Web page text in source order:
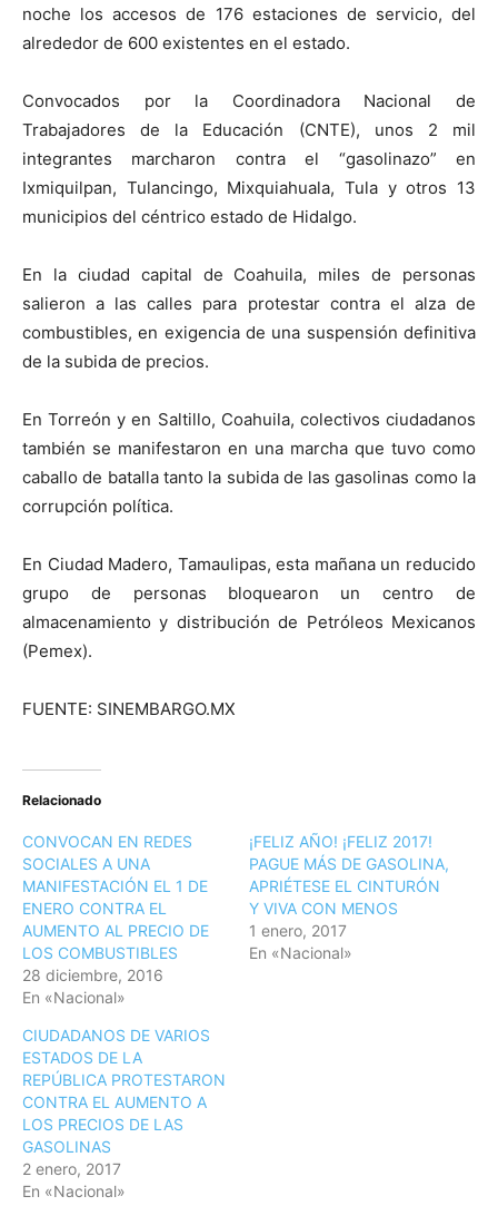
noche los accesos de 176 estaciones de servicio, del
alrededor de 600 existentes en el estado.
Convocados por la Coordinadora Nacional de
Trabajadores de la Educación (CNTE), unos 2 mil
integrantes marcharon contra el “gasolinazo” en
Ixmiquilpan, Tulancingo, Mixquiahuala, Tula y otros 13
municipios del céntrico estado de Hidalgo.
En la ciudad capital de Coahuila, miles de personas
salieron a las calles para protestar contra el alza de
combustibles, en exigencia de una suspensión definitiva
de la subida de precios.
En Torreón y en Saltillo, Coahuila, colectivos ciudadanos
también se manifestaron en una marcha que tuvo como
caballo de batalla tanto la subida de las gasolinas como la
corrupción política.
En Ciudad Madero, Tamaulipas, esta mañana un reducido
grupo de personas bloquearon un centro de
almacenamiento y distribución de Petróleos Mexicanos
(Pemex).
FUENTE: SINEMBARGO.MX
Relacionado
CONVOCAN EN REDES
SOCIALES A UNA
MANIFESTACIÓN EL 1 DE
ENERO CONTRA EL
AUMENTO AL PRECIO DE
LOS COMBUSTIBLES
28 diciembre, 2016
En «Nacional»
¡FELIZ AÑO! ¡FELIZ 2017!
PAGUE MÁS DE GASOLINA,
APRIÉTESE EL CINTURÓN
Y VIVA CON MENOS
1 enero, 2017
En «Nacional»
CIUDADANOS DE VARIOS
ESTADOS DE LA
REPÚBLICA PROTESTARON
CONTRA EL AUMENTO A
LOS PRECIOS DE LAS
GASOLINAS
2 enero, 2017
En «Nacional»